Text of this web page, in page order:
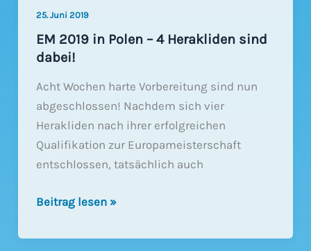
25. Juni 2019
EM 2019 in Polen – 4 Herakliden sind
dabei!
Acht Wochen harte Vorbereitung sind nun
abgeschlossen! Nachdem sich vier
Herakliden nach ihrer erfolgreichen
Qualifikation zur Europameisterschaft
entschlossen, tatsächlich auch
EM
in
Beitrag lesen »